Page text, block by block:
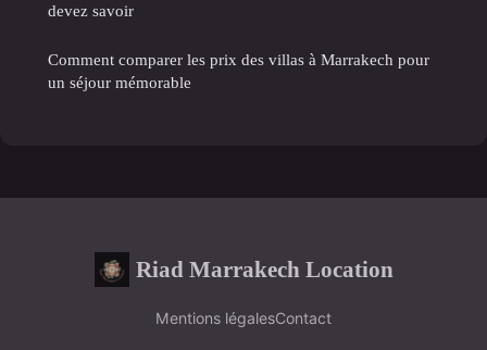
devez savoir
Comment comparer les prix des villas à Marrakech pour
un séjour mémorable
Riad Marrakech Location
Mentions légalesContact